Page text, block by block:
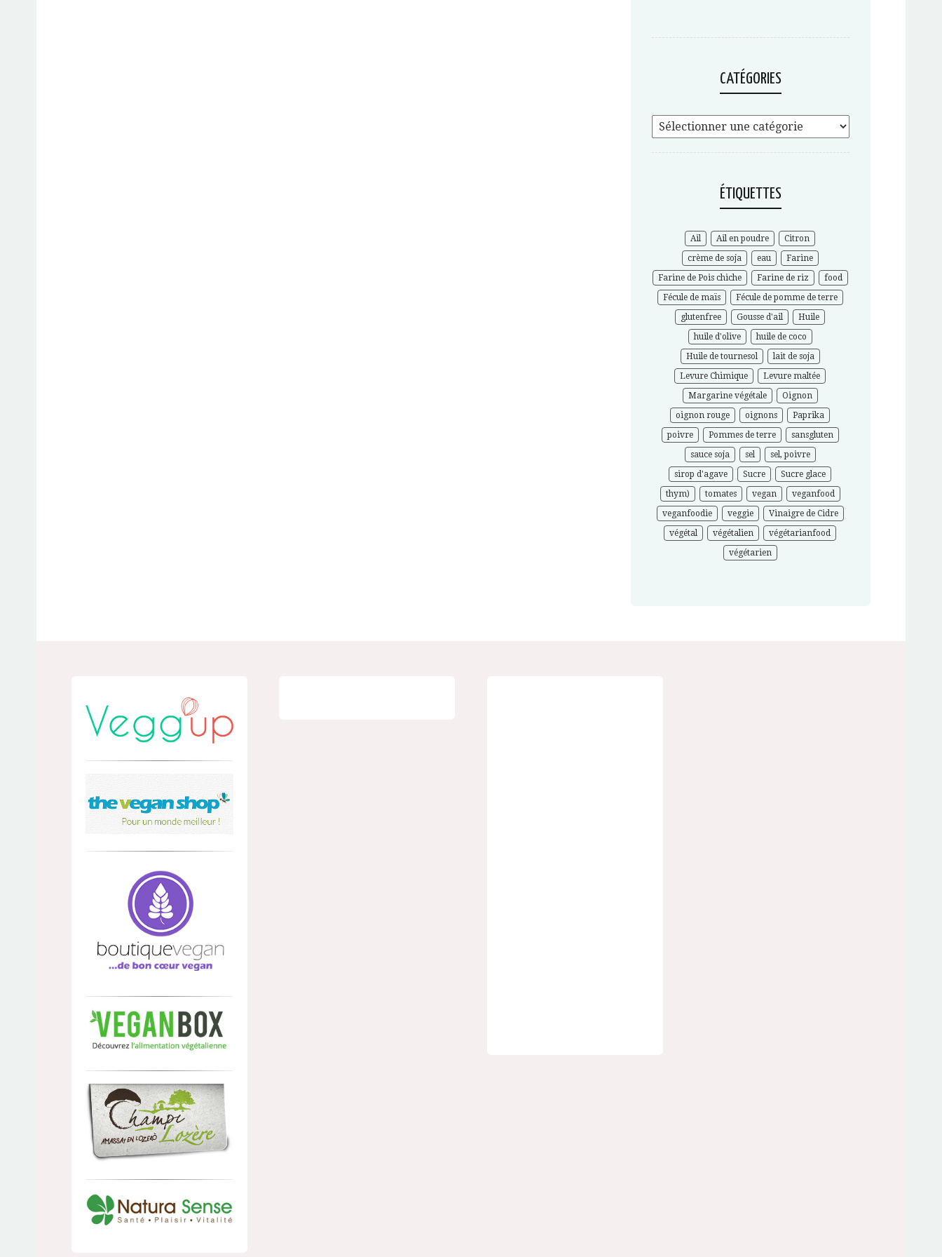
CATÉGORIES
ÉTIQUETTES
Ail Ail en poudre
Citron
crème de soja
eau
Farine
Farine de Pois chiche
Farine de riz
food
Fécule de maïs
Fécule de pomme de terre
glutenfree
Gousse d'ail
Huile
huile d'olive
huile de coco
Huile de tournesol
lait de soja
Levure Chimique
Levure maltée
Margarine végétale
Oignon
oignon rouge
oignons
Paprika
poivre
Pommes de terre
sansgluten
sauce soja
sel
sel, poivre
sirop d'agave
Sucre
Sucre glace
thym)
tomates vegan
veganfood
veganfoodie
veggie
Vinaigre de Cidre
végétal
végétalien
végétarianfood
végétarien